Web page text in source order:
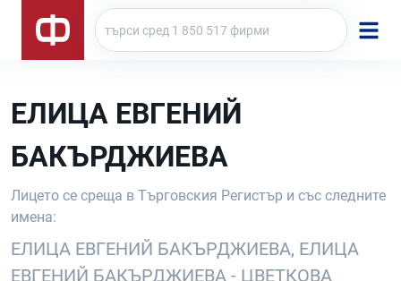
ЕЛИЦА ЕВГЕНИЙ
БАКЪРДЖИЕВА
Лицето се среща в Търговския Регистър и със следните
имена:
ЕЛИЦА ЕВГЕНИЙ БАКЪРДЖИЕВА, ЕЛИЦА
ЕВГЕНИЙ БАКЪРДЖИЕВА - ЦВЕТКОВА